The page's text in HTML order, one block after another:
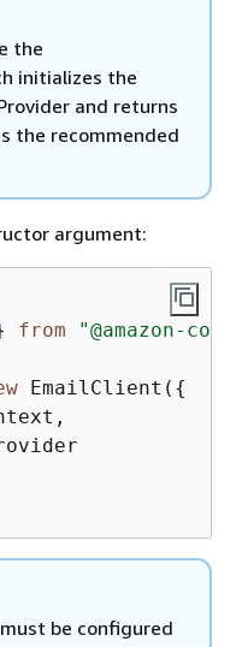
the
initializes the
and returns
the recommended
argument:
from "@amazon-
EmailClient( {
be configured